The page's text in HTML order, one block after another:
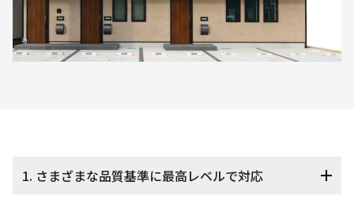
1. さまざまな品質基準に最高レベルで対応